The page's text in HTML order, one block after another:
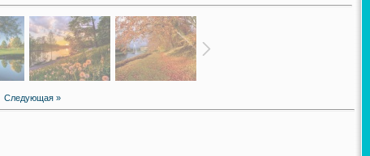
Следующая »